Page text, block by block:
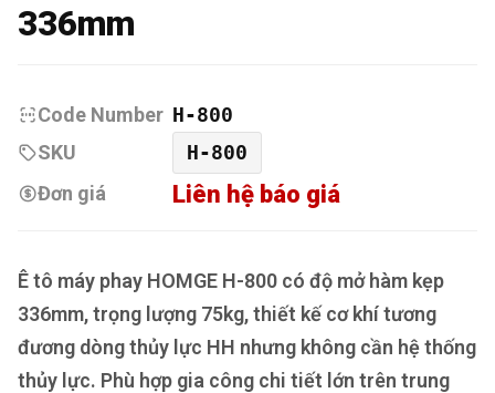
336mm
Code Number H-800
SKU
H-800
Đơn giá
Liên hệ báo giá
Ê tô máy phay HOMGE H-800 có độ mở hàm kẹp
336mm, trọng lượng 75kg, thiết kế cơ khí tương
đương dòng thủy lực HH nhưng không cần hệ thống
thủy lực. Phù hợp gia công chi tiết lớn trên trung